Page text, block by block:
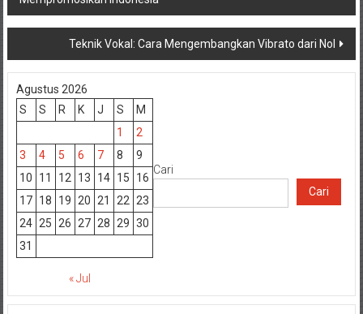
pos
Teknik Vokal: Cara Mengembangkan Vibrato dari Nol
Agustus 2026
S
S R K J S
M
1
2
3
4 5 6 7 8
9
10
11 12 13 14 15
16
17 18 19 20 21 22
23
24 25 26 27 28 29 30
31
« Jul
Cari
Cari